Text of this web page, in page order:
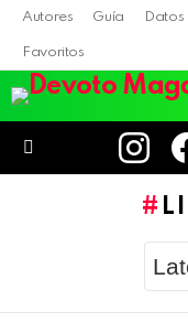
Autores Guía Datos
Favoritos